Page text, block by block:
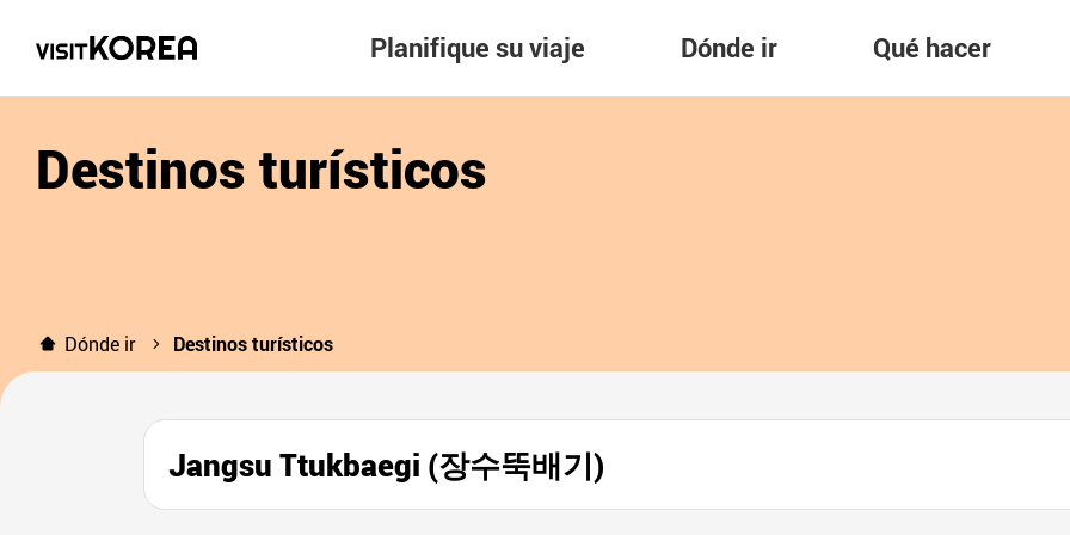
Planifique su viaje Dónde ir Qué hacer
Destinos turísticos
Dónde ir Destinos turísticos
Jangsu Ttukbaegi (장수뚝배기)